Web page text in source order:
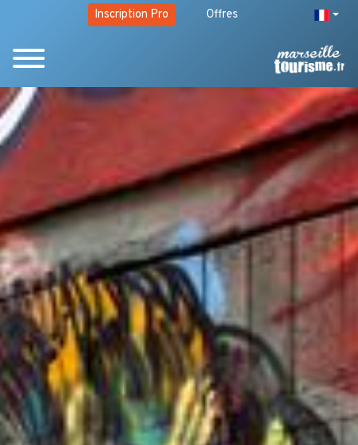
Inscription Pro Offres